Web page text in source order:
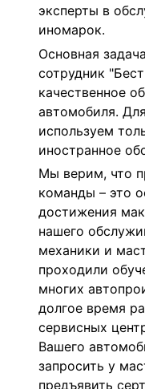
эксперты в
иномарок.
Основная
сотрудник
качественное
автомобиля.
используем
иностранное
Мы верим, что
команды – это
достижения
нашего
механики и
проходили
многих
долгое время
сервисных
Вашего
запросить у
предъявить